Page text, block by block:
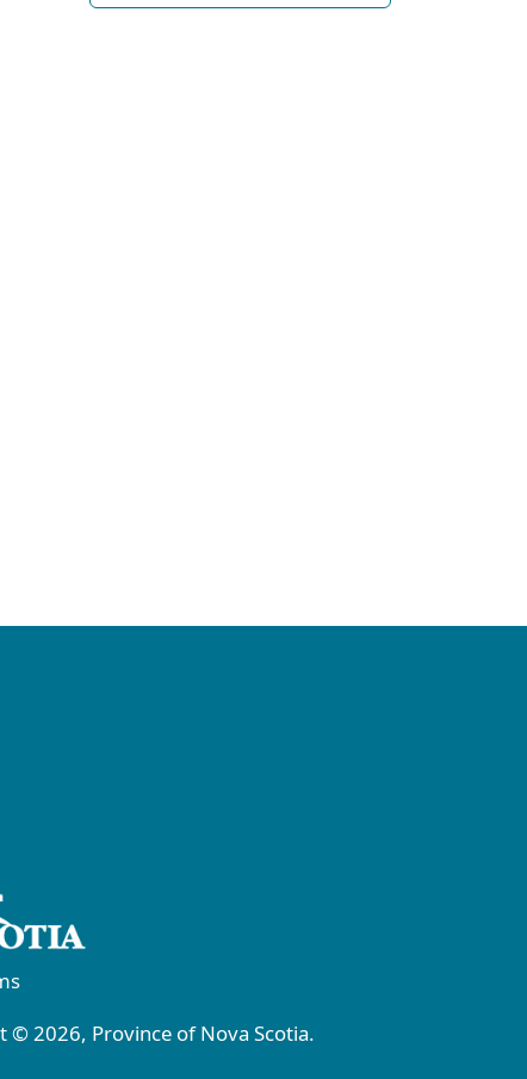
© 2026, Province of Nova Scotia.